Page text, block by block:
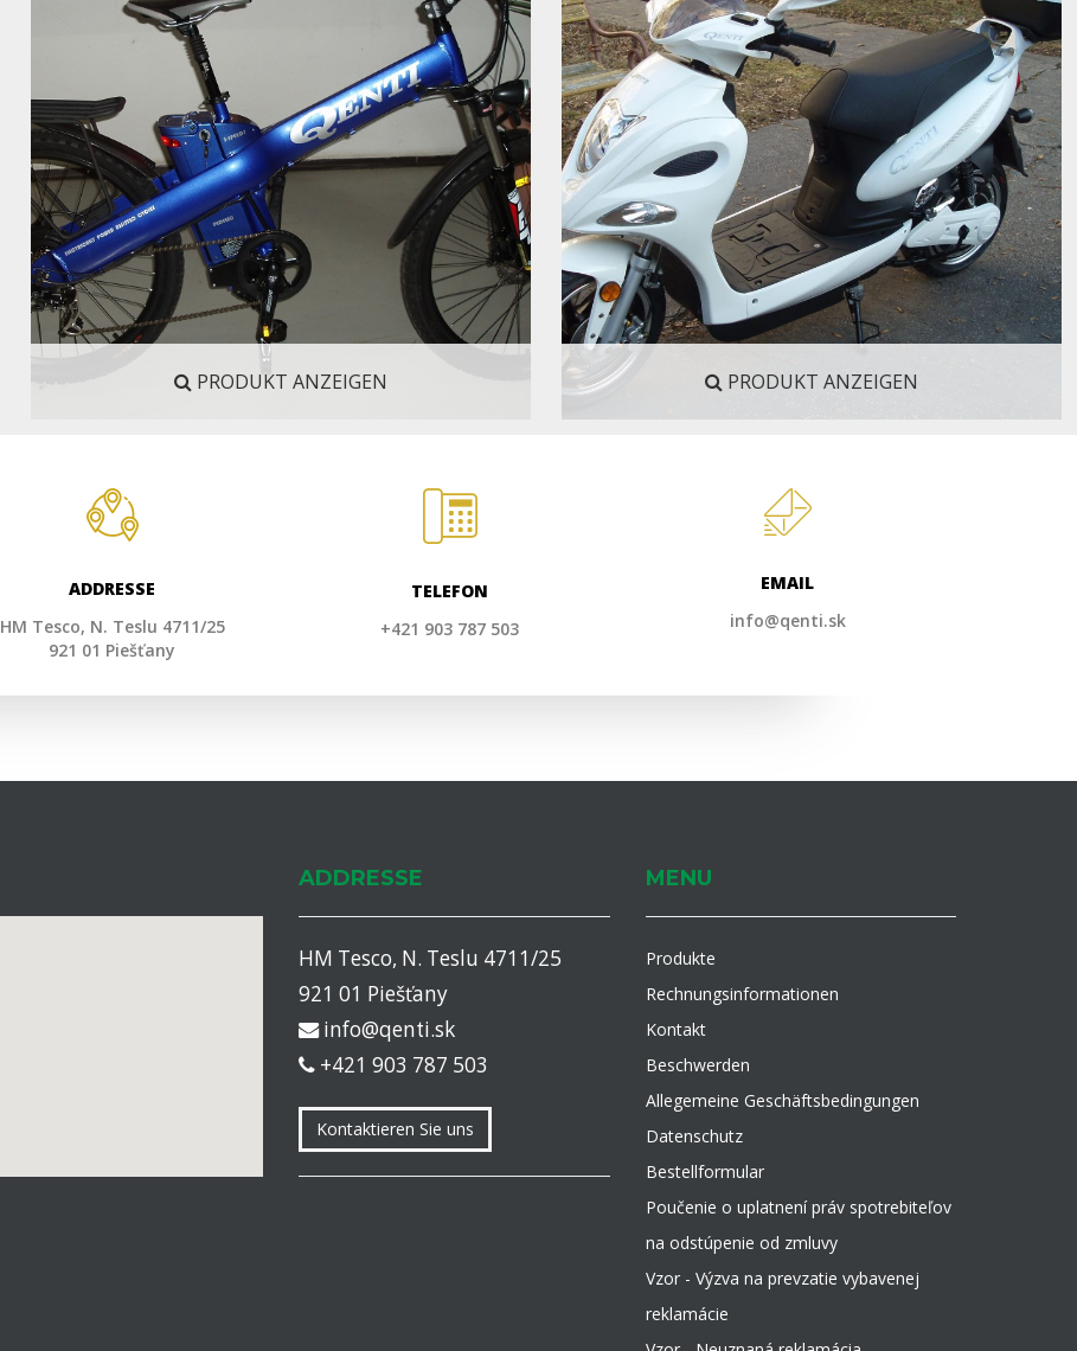
PRODUKT ANZEIGEN PRODUKT ANZEIGEN
ADDRESSE
HM Tesco, N. Teslu 4711/25
921 01 Piešťany
TELEFON
+421 903 787 503
EMAIL
info@qenti.sk
ADDRESSE
HM Tesco, N. Teslu 4711/25
921 01 Piešťany
info@qenti.sk
+421 903 787 503
Kontaktieren Sie uns
MENU
Produkte
Rechnungsinformationen
Kontakt
Beschwerden
Allegemeine Geschäftsbedingungen
Datenschutz
Bestellformular
Poučenie o uplatnení práv spotrebiteľov
na odstúpenie od zmluvy
Vzor - Výzva na prevzatie vybavenej
reklamácie